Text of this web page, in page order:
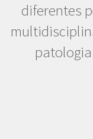
diferentes